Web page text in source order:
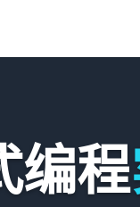
编程